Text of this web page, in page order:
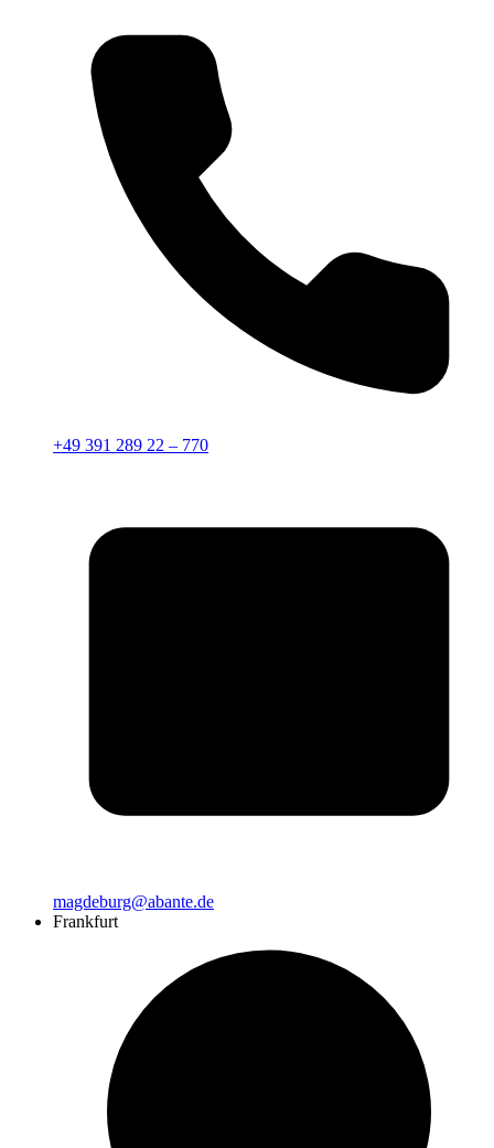
+49 391 289 22 – 770
magdeburg@abante.de
Frankfurt